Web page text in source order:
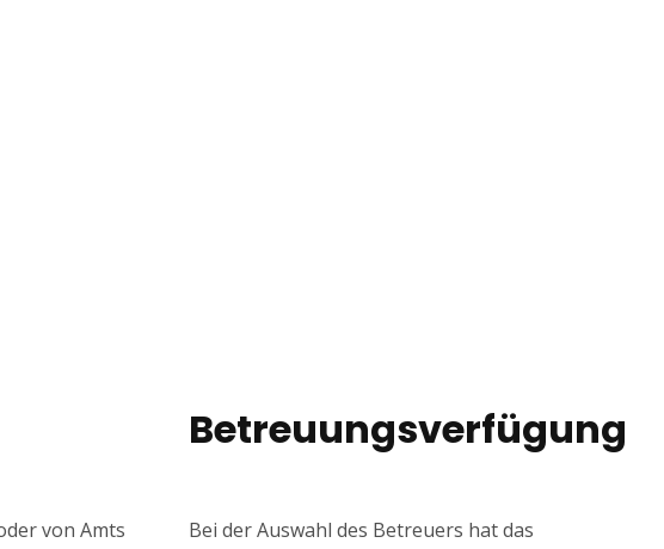
von Amts
Betreuungsverfügung
Bei der Auswahl des Betreuers hat das